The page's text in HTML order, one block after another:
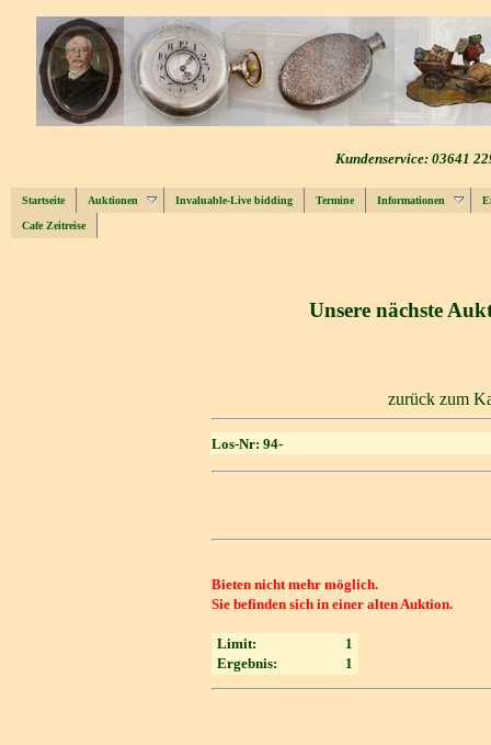
Kundenservice: 03641
Startseite Auktionen Invaluable-Live bidding Termine Informationen
Cafe Zeitreise
Unsere nächste
zurück zum
Los-Nr: 94-
Bieten nicht mehr möglich.
Sie befinden sich in einer alten Auktion.
Limit:
1
Ergebnis:
1